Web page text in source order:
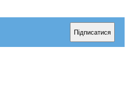
Підписатися